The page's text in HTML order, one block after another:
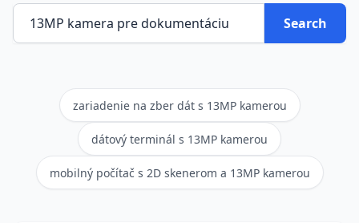
Search
zariadenie na zber dát s 13MP kamerou
dátový terminál s 13MP kamerou
mobilný počítač s 2D skenerom a 13MP kamerou